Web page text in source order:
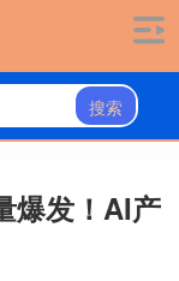
搜索
爆发！AI产